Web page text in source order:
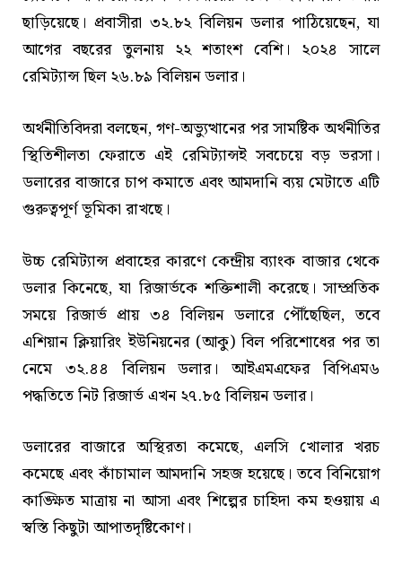
ছাড়িয়েছে। প্রবাসীরা ৩২.৮২ বিলিয়ন ডলার পাঠিয়েছেন, যা
আগের বছরের তুলনায় ২২ শতাংশ বেশি। ২০২৪ সালে
রেমিট্যান্স ছিল ২৬.৮৯ বিলিয়ন ডলার।
অর্থনীতিবিদরা বলছেন, গণ-অভ্যুত্থানের পর সামষ্টিক অর্থনীতির
স্থিতিশীলতা ফেরাতে এই রেমিট্যান্সই সবচেয়ে বড় ভরসা।
ডলারের বাজারে চাপ কমাতে এবং আমদানি ব্যয় মেটাতে এটি
গুরুত্বপূর্ণ ভূমিকা রাখছে।
উচ্চ রেমিট্যান্স প্রবাহের কারণে কেন্দ্রীয় ব্যাংক বাজার থেকে
ডলার কিনেছে, যা রিজার্ভকে শক্তিশালী করেছে। সাম্প্রতিক
সময়ে রিজার্ভ প্রায় ৩৪ বিলিয়ন ডলারে পৌঁছেছিল, তবে
এশিয়ান ক্লিয়ারিং ইউনিয়নের (আকু) বিল পরিশোধের পর তা
নেমে ৩২.৪৪ বিলিয়ন ডলার। আইএমএফের বিপিএম৬
পদ্ধতিতে নিট রিজার্ভ এখন ২৭.৮৫ বিলিয়ন ডলার।
ডলারের বাজারে অস্থিরতা কমেছে, এলসি খোলার খরচ
কমেছে এবং কাঁচামাল আমদানি সহজ হয়েছে। তবে বিনিয়োগ
কাঙ্ক্ষিত মাত্রায় না আসা এবং শিল্পের চাহিদা কম হওয়ায় এ
স্বস্তি কিছুটা আপাতদৃষ্টিকোণ।